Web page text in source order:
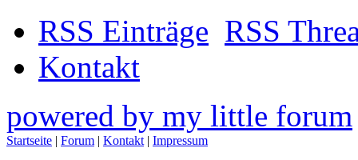
RSS Einträge RSS
Kontakt
powered by my little forum
Startseite | Forum | Kontakt | Impressum